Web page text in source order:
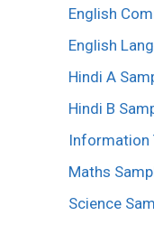
English
English
Hindi A
Hindi B
Information
Maths
Science